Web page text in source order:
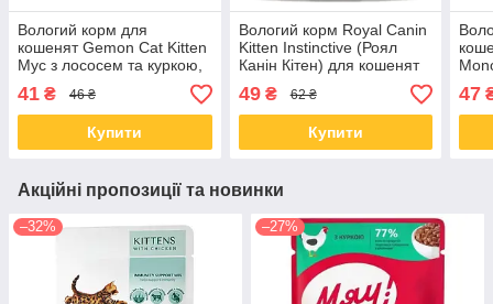
Вологий корм для
кошенят Gemon Cat Kitten
Мус з лососем та куркою,
85 грам
41 ₴ 46 ₴
Купити
Вологий корм Royal Canin
Kitten Instinctive (Роял
Канін Кітен) для кошенят
(желе), 85 гр від 12 шт.
49₴ 62 ₴
Купити
28
47
Акційні пропозиції та новинки
–32% –27%